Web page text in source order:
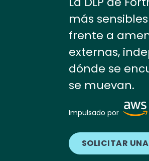
más
frente a
externas,
dónde se
se muevan.
Impulsado por Image
SOLICITAR